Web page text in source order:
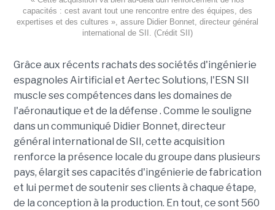
capacités : cest avant tout une rencontre entre des équipes, des
expertises et des cultures », assure Didier Bonnet, directeur général
international de SII. (Crédit SII)
Grâce aux récents rachats des sociétés d'ingénierie
espagnoles Airtificial et Aertec Solutions, l'ESN SII
muscle ses compétences dans les domaines de
l'aéronautique et de la défense . Comme le souligne
dans un communiqué Didier Bonnet, directeur
général international de SII, cette acquisition
renforce la présence locale du groupe dans plusieurs
pays, élargit ses capacités d'ingénierie de fabrication
et lui permet de soutenir ses clients à chaque étape,
de la conception à la production. En tout, ce sont 560